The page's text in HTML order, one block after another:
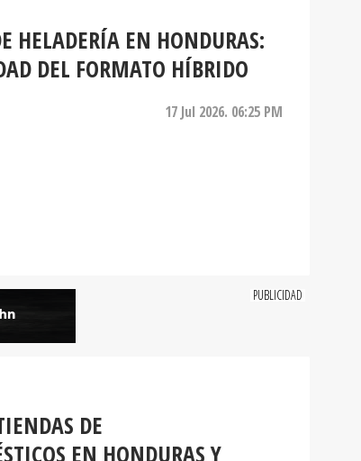
HELADERÍA EN HONDURAS:
DEL FORMATO HÍBRIDO
17 Jul 2026. 06:25 PM
DE
EN HONDURAS Y
A CRÉDITO